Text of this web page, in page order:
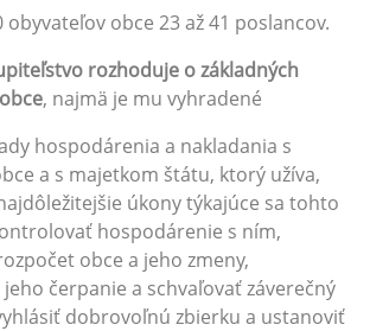
obyvateľov obce 23 až 41 poslancov.
rozhoduje o základných
, najmä je mu vyhradené
hospodárenia a nakladania s
a s majetkom štátu, ktorý užíva,
úkony týkajúce sa tohto
hospodárenie s ním,
obce a jeho zmeny,
čerpanie a schvaľovať záverečný
dobrovoľnú zbierku a ustanoviť